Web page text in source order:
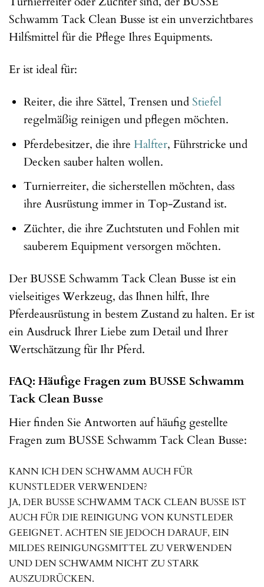
Schwamm Tack Clean Busse ist ein unverzichtbares
Hilfsmittel für die Pflege Ihres Equipments.
Er ist ideal für:
Reiter, die ihre Sättel, Trensen undStiefel
regelmäßig reinigen und pflegen möchten.
Pferdebesitzer, die ihre Halfter, Führstricke und
Decken sauber halten wollen.
Turnierreiter, die sicherstellen möchten, dass
ihre Ausrüstung immer in Top-Zustand ist.
Züchter, die ihre Zuchtstuten und Fohlen mit
sauberem Equipment versorgen möchten.
Der BUSSE Schwamm Tack Clean Busse ist ein
vielseitiges Werkzeug, das Ihnen hilft, Ihre
Pferdeausrüstung in bestem Zustand zu halten. Er ist
ein Ausdruck Ihrer Liebe zum Detail und Ihrer
Wertschätzung für Ihr Pferd.
FAQ: Häufige Fragen zum BUSSE Schwamm
Tack Clean Busse
Hier finden Sie Antworten auf häufig gestellte
Fragen zum BUSSE Schwamm Tack Clean Busse:
KANN ICH DEN SCHWAMM AUCH FÜR
KUNSTLEDER VERWENDEN?
JA, DER BUSSE SCHWAMM TACK CLEAN BUSSE IST
AUCH FÜR DIE REINIGUNG VON KUNSTLEDER
GEEIGNET. ACHTEN SIE JEDOCH DARAUF, EIN
MILDES REINIGUNGSMITTEL ZU VERWENDEN
UND DEN SCHWAMM NICHT ZU STARK
AUSZUDRÜCKEN.